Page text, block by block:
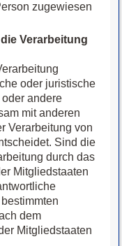
zugewiesen
Verarbeitung
oder juristische
andere
mit anderen
Verarbeitung von
Sind die
durch das
Mitgliedstaaten
dem
Mitgliedstaaten